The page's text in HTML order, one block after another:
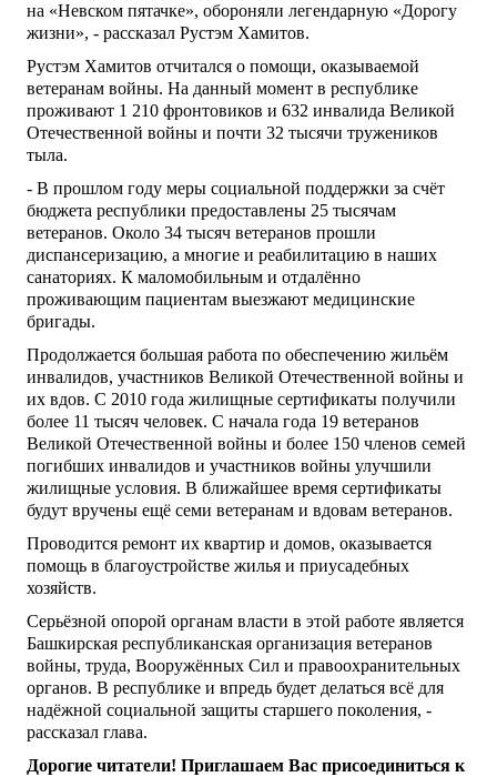
на «Невском пятачке», обороняли легендарную «Дорогу
жизни», - рассказал Рустэм Хамитов.
Рустэм Хамитов отчитался о помощи, оказываемой
ветеранам войны. На данный момент в республике
проживают 1 210 фронтовиков и 632 инвалида Великой
Отечественной войны и почти 32 тысячи тружеников
тыла.
- В прошлом году меры социальной поддержки за счёт
бюджета республики предоставлены 25 тысячам
ветеранов. Около 34 тысяч ветеранов прошли
диспансеризацию, а многие и реабилитацию в наших
санаториях. К маломобильным и отдалённо
проживающим пациентам выезжают медицинские
бригады.
Продолжается большая работа по обеспечению жильём
инвалидов, участников Великой Отечественной войны и
их вдов. С 2010 года жилищные сертификаты получили
более 11 тысяч человек. С начала года 19 ветеранов
Великой Отечественной войны и более 150 членов семей
погибших инвалидов и участников войны улучшили
жилищные условия. В ближайшее время сертификаты
будут вручены ещё семи ветеранам и вдовам ветеранов.
Проводится ремонт их квартир и домов, оказывается
помощь в благоустройстве жилья и приусадебных
хозяйств.
Серьёзной опорой органам власти в этой работе является
Башкирская республиканская организация ветеранов
войны, труда, Вооружённых Сил и правоохранительных
органов. В республике и впредь будет делаться всё для
надёжной социальной защиты старшего поколения, -
рассказал глава.
Дорогие читатели! Приглашаем Вас присоединиться к